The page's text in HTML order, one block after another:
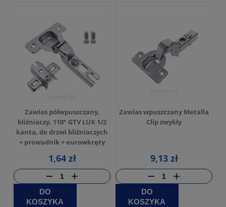
Zawias półwpuszczany,
bliźniaczy, 110° GTV LUX 1/2
kanta, do drzwi bliźniaczych
+ prowadnik + eurowkręty
1,64 zł
DO
KOSZYKA
Zawias wpuszczany Metalla
Clip zwykły
9,13 zł
DO
KOSZYKA